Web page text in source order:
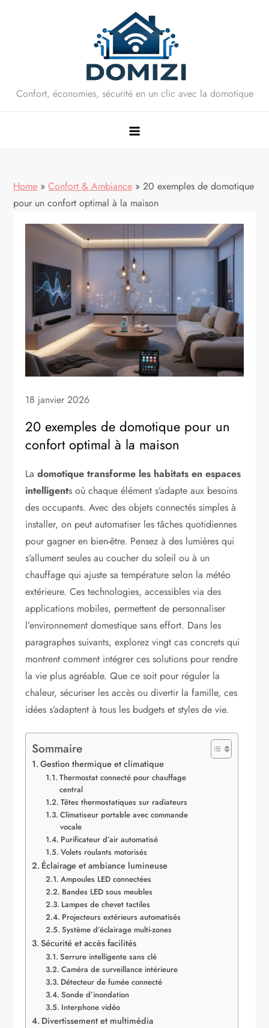
Confort, économies, sécurité en un clic avec la domotique
Home » Confort & Ambiance » 20 exemples de domotique
pour un confort optimal à la maison
18 janvier 2026
20 exemples de domotique pour un
confort optimal à la maison
Ladomotique transforme les habitats en espaces
intelligents où chaque élément s’adapte aux besoins
des occupants. Avec des objets connectés simples à
installer, on peut automatiser les tâches quotidiennes
pour gagner en bien-être. Pensez à des lumières qui
s’allument seules au coucher du soleil ou à un
chauffage qui ajuste sa température selon la météo
extérieure. Ces technologies, accessibles via des
applications mobiles, permettent de personnaliser
l’environnement domestique sans effort. Dans les
paragraphes suivants, explorez vingt cas concrets qui
montrent comment intégrer ces solutions pour rendre
la vie plus agréable. Que ce soit pour réguler la
chaleur, sécuriser les accès ou divertir la famille, ces
idées s’adaptent à tous les budgets et styles de vie.
Sommaire
Gestion thermique et climatique
Thermostat connecté pour chauffage
central
Têtes thermostatiques sur radiateurs
Climatiseur portable avec commande
vocale
Purificateur d’air automatisé
Volets roulants motorisés
Éclairage et ambiance lumineuse
Ampoules LED connectées
Bandes LED sous meubles
Lampes de chevet tactiles
Projecteurs extérieurs automatisés
Système d’éclairage multi-zones
Sécurité et accès facilités
Serrure intelligente sans clé
Caméra de surveillance intérieure
Détecteur de fumée connecté
Sonde d’inondation
Interphone vidéo
Divertissement et multimédia